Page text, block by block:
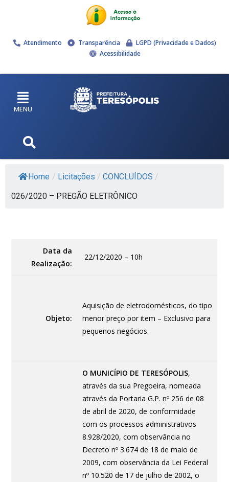
Atendimento Transparência
LGPD (Privacidade e Dados)
Acessibilidade
MENU
Home / Licitações / CONCLUÍDOS /
026/2020 – PREGÃO ELETRÔNICO
Data da
Realização:
22/12/2020 – 10h
Objeto:
Aquisição de eletrodomésticos, do tipo
menor preço por item – Exclusivo para
pequenos negócios.
O MUNICÍPIO DE TERESÓPOLIS,
através da sua Pregoeira, nomeada
através da Portaria G.P. nº 256 de 08
de abril de 2020, de conformidade
com os processos administrativos
8.928/2020, com observância no
Decreto nº 3.674 de 18 de maio de
2009, com observância da Lei Federal
nº 10.520 de 17 de julho de 2002, o